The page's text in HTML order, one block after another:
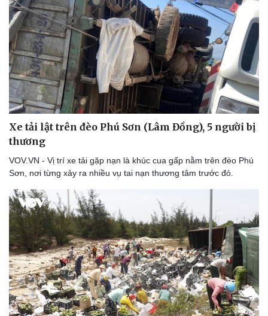
Thể thao
Bóng đá
Lịch thi đấu bóng đá
Thế giới thể thao
eSports
Hậu trường
Ô tô - Xe máy
Ô tô
Xe máy
Tư vấn
Xe tải lật trên đèo Phú Sơn (Lâm Đồng), 5 người bị
thương
VOV.VN - Vị trí xe tải gặp nạn là khúc cua gấp nằm trên đèo Phú
Sơn, nơi từng xảy ra nhiều vụ tai nạn thương tâm trước đó.